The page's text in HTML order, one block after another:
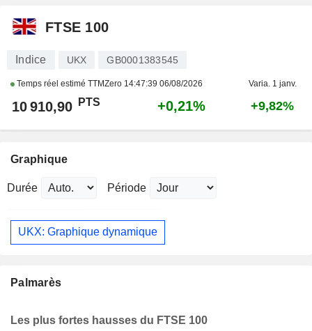
FTSE 100
Indice UKX GB0001383545
Temps réel estimé TTMZero 14:47:39 06/08/2026 Varia. 1 janv.
10 910,90 PTS +0,21% +9,82%
Graphique
Durée Période
UKX: Graphique dynamique
Palmarès
Les plus fortes hausses du FTSE 100